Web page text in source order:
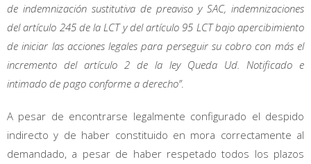
de indemnización sustitutiva de preaviso y SAC, indemnizaciones
del artículo 245 de la LCT y del artículo 95 LCT bajo apercibimiento
de iniciar las acciones legales para perseguir su cobro con más el
incremento del artículo 2 de la ley Queda Ud. Notificado e
intimado de pago conforme a derecho”.
A pesar de encontrarse legalmente configurado el despido
indirecto y de haber constituido en mora correctamente al
demandado, a pesar de haber respetado todos los plazos